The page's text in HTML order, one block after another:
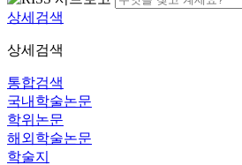
상세검색
상세검색
통합검색
국내학술논문
학위논문
해외학술논문
학술지